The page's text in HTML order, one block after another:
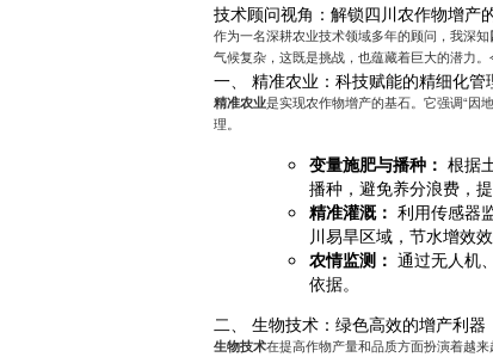
技术顾问视角：解锁四川农作物增产
作为一名深耕农业技术领域多年的顾问，我深知
气候复杂，这既是挑战，也蕴藏着巨大的潜力
一、 精准农业：科技赋能的精细化管
精准农业是实现农作物增产的基石。它强调“因
理。
变量施肥与播种： 根据
播种，避免养分浪费，提
精准灌溉： 利用传感器
川易旱区域，节水增效效
农情监测： 通过无人机
依据。
二、 生物技术：绿色高效的增产利器
生物技术在提高作物产量和品质方面扮演着越来